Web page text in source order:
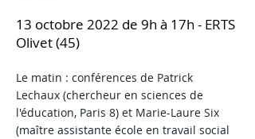
13 octobre 2022 de 9h à 17h - ERTS
Olivet (45)
Le matin : conférences de Patrick
Lechaux (chercheur en sciences de
l'éducation, Paris 8) et Marie-Laure Six
(maître assistante école en travail social